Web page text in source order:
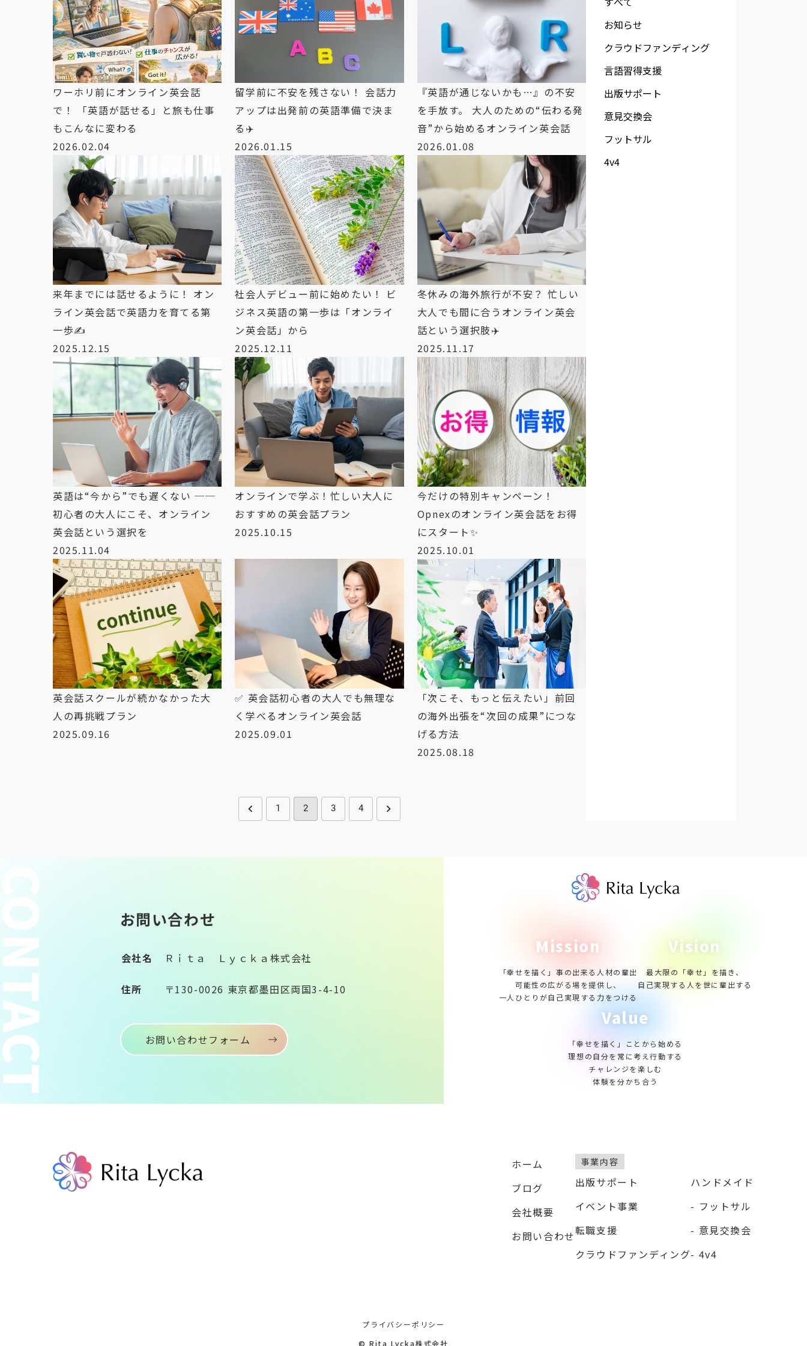
ワーホリ前にオンライン英会話
で！ 「英語が話せる」と旅も仕事
もこんなに変わる
2026.02.04
留学前に不安を残さない！ 会話力
アップは出発前の英語準備で決ま
る✈️
2026.01.15
『英語が通じないかも…』の不安
を手放す。 大人のための“伝わる発
音”から始めるオンライン英会話
2026.01.08
来年までには話せるように！ オン
ライン英会話で英語力を育てる第
一歩✍️
2025.12.15
社会人デビュー前に始めたい！ ビ
ジネス英語の第一歩は「オンライ
ン英会話」から
2025.12.11
冬休みの海外旅行が不安？ 忙しい
大人でも間に合うオンライン英会
話という選択肢✈️
2025.11.17
英語は“今から”でも遅くない ──
初心者の大人にこそ、オンライン
英会話という選択を
2025.11.04
オンラインで学ぶ！忙しい大人に
おすすめの英会話プラン
2025.10.15
今だけの特別キャンペーン！
Opnexのオンライン英会話をお得
にスタート✨
2025.10.01
英会話スクールが続かなかった大
人の再挑戦プラン
2025.09.16
✅ 英会話初心者の大人でも無理な
く学べるオンライン英会話
2025.09.01
「次こそ、もっと伝えたい」前回
の海外出張を“次回の成果”につな
げる方法
2025.08.18
1 2 3 4
お知らせ
クラウドファンディング
言語習得支援
出版サポート
意見交換会
フットサル
4v4
お問い合わせ
会社名 Ｒｉｔａ Ｌｙｃｋａ株式会社
住所 〒130-0026 東京都墨田区両国3-4-10
お問い合わせフォーム
Mission
「幸せを描く」事の出来る人材の輩出
可能性の広がる場を提供し、
一人ひとりが自己実現する力をつける
Vision
最大限の「幸せ」を描き、
自己実現する人を世に輩出する
Value
「幸せを描く」ことから始める
理想の自分を常に考え行動する
チャレンジを楽しむ
体験を分かち合う
ホーム
ブログ
会社概要
お問い合わせ
事業内容
出版サポート
イベント事業
転職支援
クラウドファンディング
ハンドメイド
フットサル
意見交換会
4v4
プライバシーポリシー
© Rita Lycka株式会社